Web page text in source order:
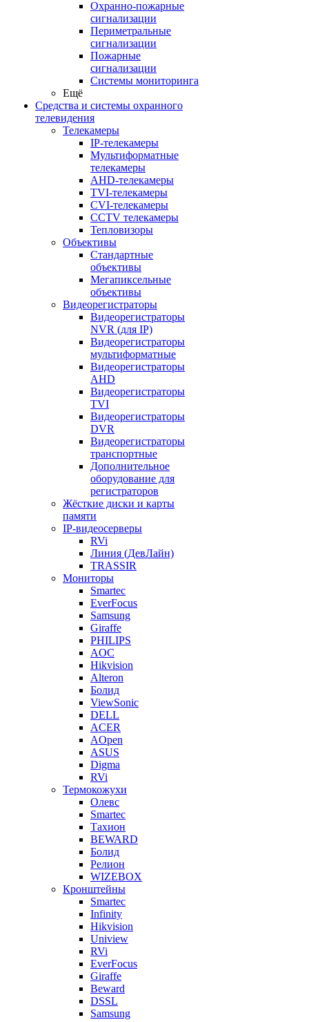
Охранно-пожарные
сигнализации
Периметральные
сигнализации
Пожарные
сигнализации
Системы мониторинга
Ещё
Средства и системы охранного
телевидения
Телекамеры
IP-телекамеры
Мультиформатные
телекамеры
AHD-телекамеры
TVI-телекамеры
CVI-телекамеры
CCTV телекамеры
Тепловизоры
Объективы
Стандартные
объективы
Мегапиксельные
объективы
Видеорегистраторы
Видеорегистраторы
NVR (для IP)
Видеорегистраторы
мультиформатные
Видеорегистраторы
AHD
Видеорегистраторы
TVI
Видеорегистраторы
DVR
Видеорегистраторы
транспортные
Дополнительное
оборудование для
регистраторов
Жёсткие диски и карты
памяти
IP-видеосерверы
RVi
Линия (ДевЛайн)
TRASSIR
Мониторы
Smartec
EverFocus
Samsung
Giraffe
PHILIPS
AOC
Hikvision
Alteron
Болид
ViewSonic
DELL
ACER
AOpen
ASUS
Digma
RVi
Термокожухи
Олевс
Smartec
Тахион
BEWARD
Болид
Релион
WIZEBOX
Кронштейны
Smartec
Infinity
Hikvision
Uniview
RVi
EverFocus
Giraffe
Beward
DSSL
Samsung